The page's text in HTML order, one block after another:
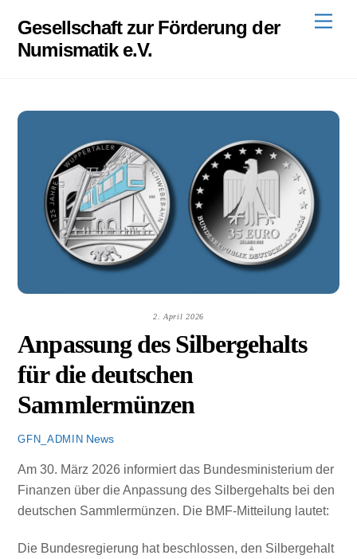
content
Gesellschaft zur Förderung der
Numismatik e.V.
2. April 2026
Anpassung des Silbergehalts
für die deutschen
Sammlermünzen
GFN_ADMIN News
Am 30. März 2026 informiert das Bundesministerium der
Finanzen über die Anpassung des Silbergehalts bei den
deutschen Sammlermünzen. Die BMF-Mitteilung lautet:
Die Bundesregierung hat beschlossen, den Silbergehalt